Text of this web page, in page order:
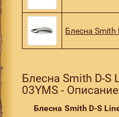
Блесна Smith
Блесна Smith D-S
03YMS - Описание
Блесна Smith D-S